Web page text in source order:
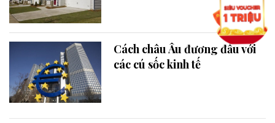
Cách châu Âu đương đầu với
các cú sốc kinh tế